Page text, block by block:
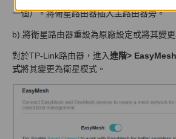
一個）。將衛星路由器插入主路由器旁。
b).將衛星路由器重設為原廠設定或將其變
對於TP-Link路由器，進入進階> EasyMesh
式將其變更為衛星模式。